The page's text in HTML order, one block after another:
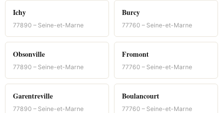
Ichy
77890 – Seine-et-Marne
Burcy
77760 – Seine-et-Marne
Obsonville
77890 – Seine-et-Marne
Fromont
77760 – Seine-et-Marne
Garentreville
77890 – Seine-et-Marne
Boulancourt
77760 – Seine-et-Marne